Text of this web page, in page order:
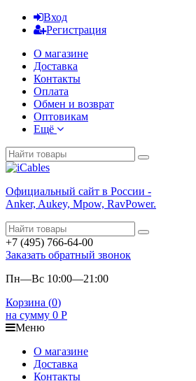
Вход
Регистрация
О магазине
Доставка
Контакты
Оплата
Обмен и возврат
Оптовикам
Ещё
Официальный сайт в России -
Anker, Aukey, Mpow, RavPower.
+7 (495) 766-64-00
Заказать обратный звонок
Пн—Вс 10:00—21:00
Корзина (0)
на сумму 0 Р
Меню
О магазине
Доставка
Контакты